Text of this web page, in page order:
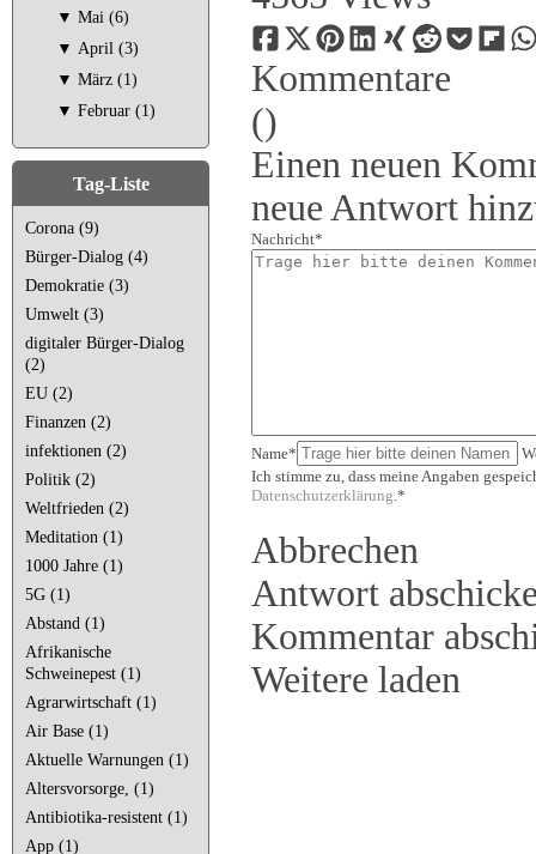
▼ Mai (6)
▼ April (3)
▼ März (1)
▼ Februar (1)
Tag-Liste
Corona (9)
Bürger-Dialog (4)
Demokratie (3)
Umwelt (3)
digitaler Bürger-Dialog
(2)
EU (2)
Finanzen (2)
infektionen (2)
Politik (2)
Weltfrieden (2)
Meditation (1)
1000 Jahre (1)
5G (1)
Abstand (1)
Afrikanische
Schweinepest (1)
Agrarwirtschaft (1)
Air Base (1)
Aktuelle Warnungen (1)
Altersvorsorge, (1)
Antibiotika-resistent (1)
App (1)
Kommentare
()
Einen neuen
neue Antwort
Nachricht*
Name*
Ich stimme zu, dass meine Angaben
Datenschutzerklärung .*
Abbrechen
Antwort
Kommentar
Weitere laden